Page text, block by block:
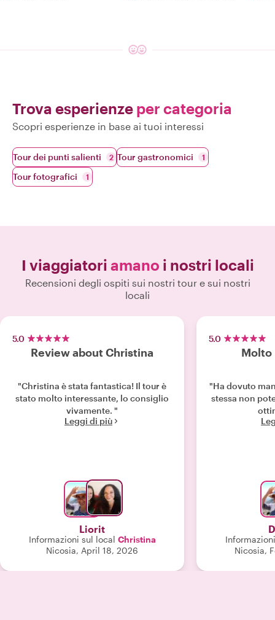
Trova esperienze per categoria
Scopri esperienze in base ai tuoi interessi
Tour dei punti salienti 2 Tour gastronomici 1
Tour fotografici 1
I viaggiatori amano i nostri locali
Recensioni degli ospiti sui nostri tour e sui nostri
locali
5.0
Review about Christina
"Christina è stata fantastica! Il tour è
stato molto interessante, lo consiglio
vivamente. "
Leggi di più
Liorit
Informazioni sul local Christina
Nicosia, April 18, 2026
5.0
Molto
"Ha dovuto
stessa non
Nicosia,